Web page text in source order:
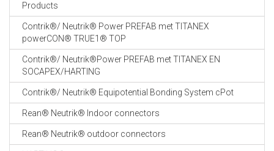
Products
Contrik®/ Neutrik® Power PREFAB met TITANEX
powerCON® TRUE1® TOP
Contrik®/ Neutrik®Power PREFAB met TITANEX EN
SOCAPEX/HARTING
Contrik®/ Neutrik® Equipotential Bonding System cPot
Rean® Neutrik® Indoor connectors
Rean® Neutrik® outdoor connectors